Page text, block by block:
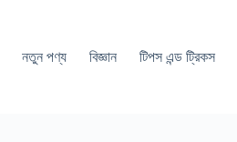
নতুন পণ্য বিজ্ঞান টিপস এন্ড ট্রিকস